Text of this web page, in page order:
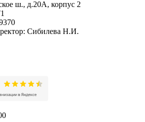
ш., д.20А, корпус 2
Сибилева Н.И.